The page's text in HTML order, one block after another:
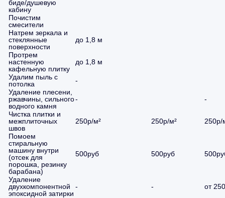
биде/душевую
кабину
Почистим
смесители
Натрем зеркала и
стеклянные
поверхности
до 1,8 м
Протрем
настенную
кафельную плитку
до 1,8 м
Удалим пыль с
потолка
-
Удаление плесени,
ржавчины, сильного
водного камня
-
-
Чистка плитки и
межплиточных
швов
250р/м² 250р/м²
250р/
Помоем
стиральную
машину внутри
(отсек для
порошка, резинку
барабана)
500руб 500руб
Удаление
двухкомпонентной
эпоксидной затирки
- -
от